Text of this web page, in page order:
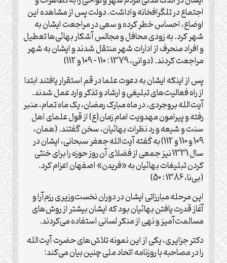
اجتماع در تلگرافخانه واداشت. دولت پس از مشاهده این
اوضاع، احساس خطر کرده و سعی در مراجعت ایشان به
شهر کرد. به زودی محافل و مجالس آشکار بهائی‌ها تعطیل
و افراد منحرف از ادارات شهر منتقل شدند و ایشان به شهر
مراجعت کردند. (دوانی، 1379 : 110 – 109 و 112)
پس از اینکه ایشان به دعوت علما در قم استقرار یافتند ابتدا
از راه فعالیت‌های تبلیغی و ارشاد و تذکر وارد عمل شدند.
آیت‌الله بروجردی، در ماه مبارک رمضان، یک ماه تمام، منبر
رفته و پیرامون مهدویت امام زمان(ع) از قول علمای اهل
سنت و شیعه و رد نظرات بهائیان، سخن گفتند. (همان،
109 و 110 و 112) به گفته آیت‌الله جعفر سبحانی، ایشان در
سال 1331 نیز جمعی از فضلای آن روز حوزه را برای خنثی
کردن تبلیغات بهائیان به «فریدن» اصفهان اعزام کرد.
(بی‌نا، 1386 : 50)
این مرحله مبارزاتی ایشان در دوران نخست‌وزیری رزم‌آرا و
آغاز قدرت یافتن بهائیان بود که ایشان بیشتر از روش‌های
مسالمت‌آمیز و نهی از منکر لسانی استفاده می‌کردند.
دکتر جزایری، یکی از این نمونه تلاش‌های حضرت آیت‌الله
را در مصاحبه با روزنامه اتحاد ملی چنین بیان می‌کند: